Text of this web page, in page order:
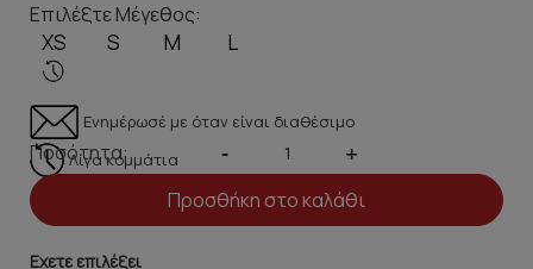
Επιλέξτε Μέγεθος:
XS S M L
Ενημέρωσέ με όταν είναι διαθέσιμο
Λίγα κομμάτια
Ποσότητα: - +
Προσθήκη στο καλάθι
Εχετε επιλέξει